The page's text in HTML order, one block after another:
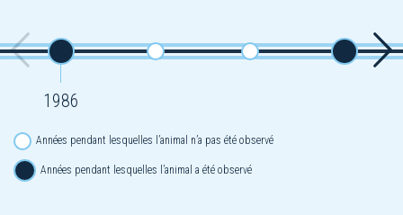
1986
Années pendant lesquelles l’animal n’a pas été observé
Années pendant lesquelles l’animal a été observé